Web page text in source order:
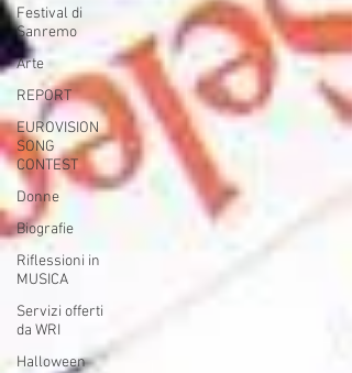
Festival di
Sanremo
Arte
REPORT
EUROVISION
SONG
CONTEST
Donne
Biografie
Riflessioni in
MUSICA
Servizi offerti
da WRI
Halloween